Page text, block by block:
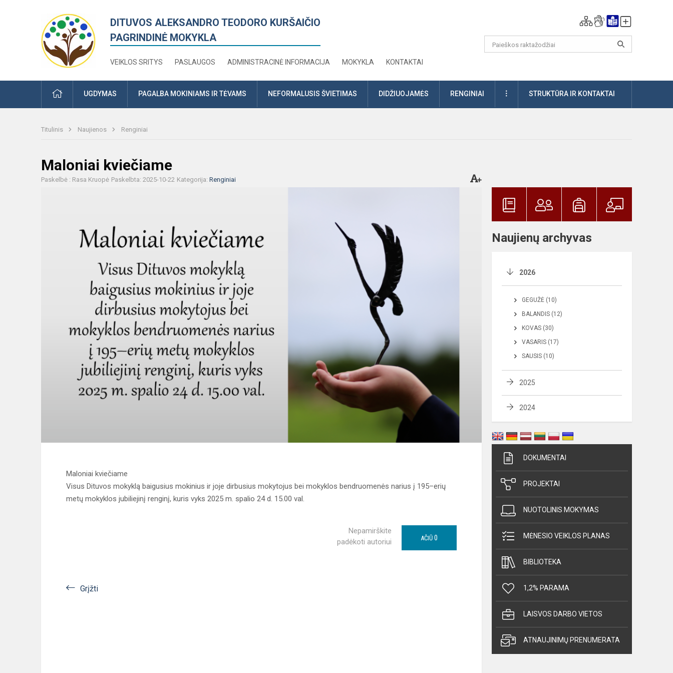
DITUVOS ALEKSANDRO TEODORO KURŠAIČIO
PAGRINDINĖ MOKYKLA
VEIKLOS SRITYS PASLAUGOS ADMINISTRACINĖ INFORMACIJA MOKYKLA KONTAKTAI
PRADŽIAUGDYMAS PAGALBA MOKINIAMS IR TĖVAMS NEFORMALUSIS ŠVIETIMAS DIDŽIUOJAMĖS RENGINIAI DAUGIAUSTRUKTŪRA IR KONTAKTAI
Titulinis Naujienos Renginiai
Maloniai kviečiame
Paskelbė : Rasa Kruopė Paskelbta: 2025-10-22 Kategorija: Renginiai
Maloniai kviečiame
Visus Dituvos mokyklą baigusius mokinius ir joje dirbusius mokytojus bei mokyklos bendruomenės narius į 195–erių
metų mokyklos jubiliejinį renginį, kuris vyks 2025 m. spalio 24 d. 15.00 val.
Nepamirškite
padėkoti autoriui
AČIŪ 0
Grįžti
Naujienų archyvas
2026
GEGUŽĖ (10)
BALANDIS (12)
KOVAS (30)
VASARIS (17)
SAUSIS (10)
2025
2024
DOKUMENTAI
PROJEKTAI
NUOTOLINIS MOKYMAS
MĖNESIO VEIKLOS PLANAS
BIBLIOTEKA
1,2% PARAMA
LAISVOS DARBO VIETOS
ATNAUJINIMŲ PRENUMERATA